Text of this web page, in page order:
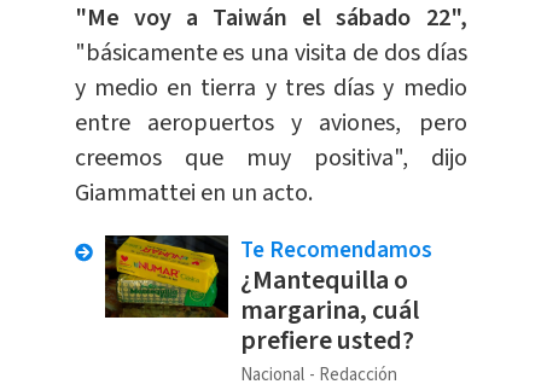
"Me voy a Taiwán el sábado 22",
"básicamente es una visita de dos días
y medio en tierra y tres días y medio
entre aeropuertos y aviones, pero
creemos que muy positiva", dijo
Giammattei en un acto.
Te Recomendamos
¿Mantequilla o
margarina, cuál
prefiere usted?
Nacional
Redacción